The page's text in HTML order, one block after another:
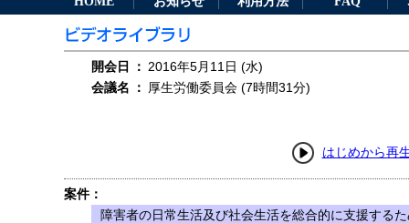
開会日 ： 2016年5月11日 (水)
会議名
： 厚生労働委員会 (7時間31分)
はじめから再
案件：
障害者の日常生活及び社会生活を総合的に支援する